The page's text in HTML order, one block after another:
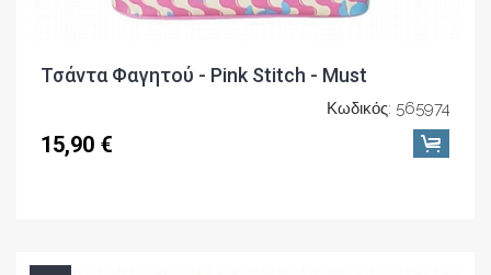
Τσάντα Φαγητού - Pink Stitch - Must
Κωδικός: 565974
15,90 €